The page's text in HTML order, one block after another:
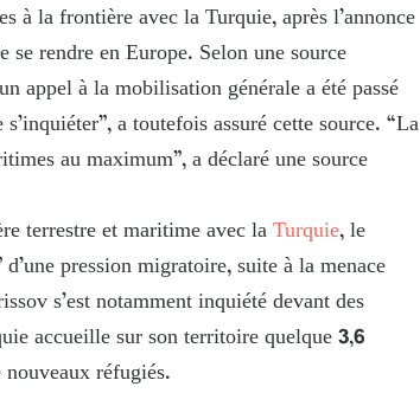
à la frontière avec la Turquie, après l’annonce
se rendre en Europe. Selon une source
appel à la mobilisation générale a été passé
a toutefois assuré cette source. “La
au maximum”, a déclaré une source
terrestre et maritime avec laTurquie, le
pression migratoire, suite à la menace
s’est notamment inquiété devant des
accueille sur son territoire quelque 3,6
réfugiés.